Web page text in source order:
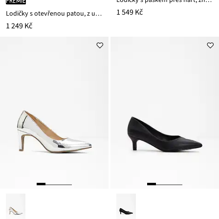
Lodičky s otevřenou patou, z usně nappa
1 249 Kč
1 549 Kč